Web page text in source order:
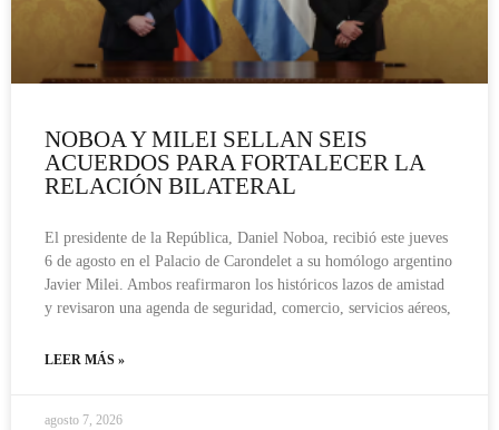
NOBOA Y MILEI SELLAN SEIS
ACUERDOS PARA FORTALECER LA
RELACIÓN BILATERAL
El presidente de la República, Daniel Noboa, recibió este jueves
6 de agosto en el Palacio de Carondelet a su homólogo argentino
Javier Milei. Ambos reafirmaron los históricos lazos de amistad
y revisaron una agenda de seguridad, comercio, servicios aéreos,
LEER MÁS »
agosto 7, 2026